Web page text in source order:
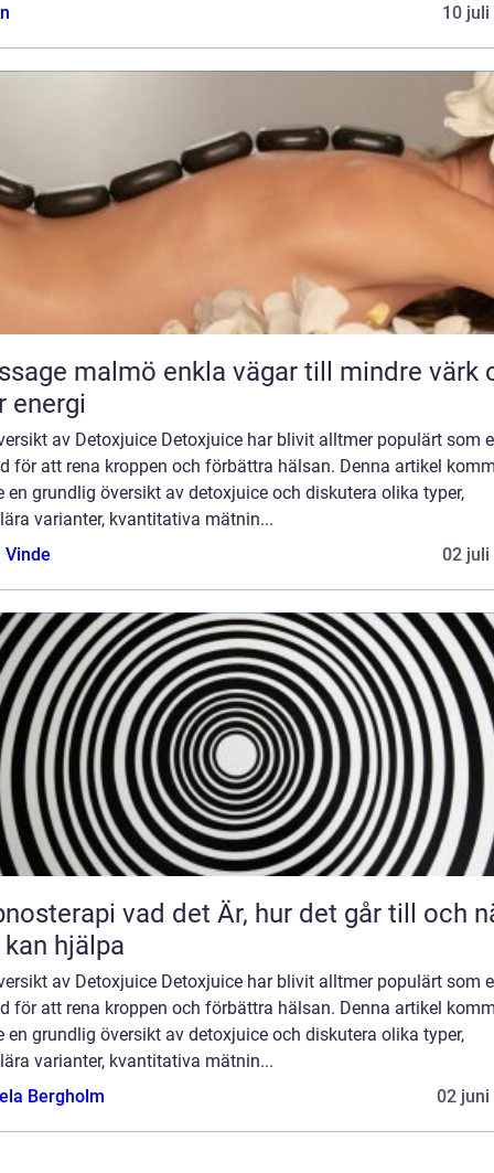
10 juli
enkla vägar till mindre värk och
energi
av Detoxjuice Detoxjuice har blivit alltmer populärt som
för att rena kroppen och förbättra hälsan. Denna artikel
en grundlig översikt av detoxjuice och diskutera olika typer,
varianter, kvantitativa mätnin...
Vinde
02 juli
det Är, hur det går till och när
hjälpa
av Detoxjuice Detoxjuice har blivit alltmer populärt som
för att rena kroppen och förbättra hälsan. Denna artikel
en grundlig översikt av detoxjuice och diskutera olika typer,
varianter, kvantitativa mätnin...
Bergholm
02 juni